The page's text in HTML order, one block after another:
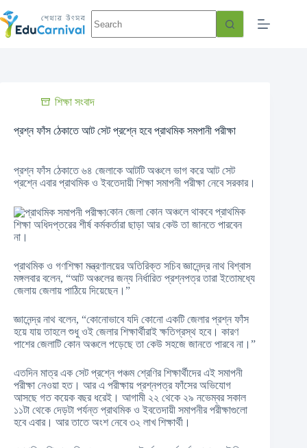
শিক্ষা সংবাদ
প্রশ্ন ফাঁস ঠেকাতে আট সেট প্রশ্নে হবে প্রাথমিক সমপানী পরীক্ষা
প্রশ্ন ফাঁস ঠেকাতে ৬৪ জেলাকে আটটি অঞ্চলে ভাগ করে আট সেট
প্রশ্নে এবার প্রাথমিক ও ইবতেদায়ী শিক্ষা সমাপনী পরীক্ষা নেবে সরকার।
কোন জেলা কোন অঞ্চলে থাকবে প্রাথমিক
শিক্ষা অধিদপ্তরের শীর্ষ কর্মকর্তারা ছাড়া আর কেউ তা জানতে পারবেন
না।
প্রাথমিক ও গণশিক্ষা মন্ত্রণালয়ের অতিরিক্ত সচিব জ্ঞানেন্দ্র নাথ বিশ্বাস
মঙ্গলবার বলেন, “আট অঞ্চলের জন্য নির্ধারিত প্রশ্নপত্র তারা ইতোমধ্যে
জেলায় জেলায় পাঠিয়ে দিয়েছেন।”
জ্ঞানেন্দ্র নাথ বলেন, “কোনোভাবে যদি কোনো একটি জেলার প্রশ্ন ফাঁস
হয়ে যায় তাহলে শুধু ওই জেলার শিক্ষার্থীরাই ক্ষতিগ্রস্থ হবে। কারণ
পাশের জেলাটি কোন অঞ্চলে পড়েছে তা কেউ সহজে জানতে পারবে না।”
এতদিন মাত্র এক সেট প্রশ্নে পঞ্চম শ্রেণির শিক্ষার্থীদের এই সমাপনী
পরীক্ষা নেওয়া হত। আর এ পরীক্ষায় প্রশ্নপত্র ফাঁসের অভিযোগ
আসছে গত কয়েক বছর ধরেই। আগামী ২২ থেকে ২৯ নভেম্বর সকাল
১১টা থেকে দেড়টা পর্যন্ত প্রাথমিক ও ইবতেদায়ী সমাপনীর পরীক্ষাগুলো
হবে এবার। আর তাতে অংশ নেবে ৩২ লাখ শিক্ষার্থী।